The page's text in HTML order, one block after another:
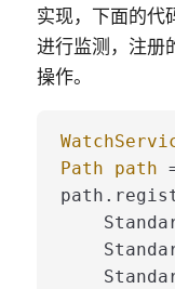
实现，下面的代
进行监测，注册
操作。
Path
path